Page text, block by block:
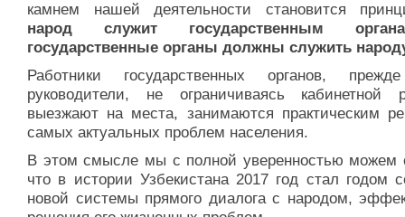
камнем нашей деятельности становится
народ служит государственным
государственные органы должны служить
Работники государственных органов,
руководители, не ограничиваясь кабинетной
выезжают на места, занимаются практическим
самых актуальных проблем населения.
В этом смысле мы с полной уверенностью можем
что в истории Узбекистана 2017 год стал годом
новой системы прямого диалога с народом,